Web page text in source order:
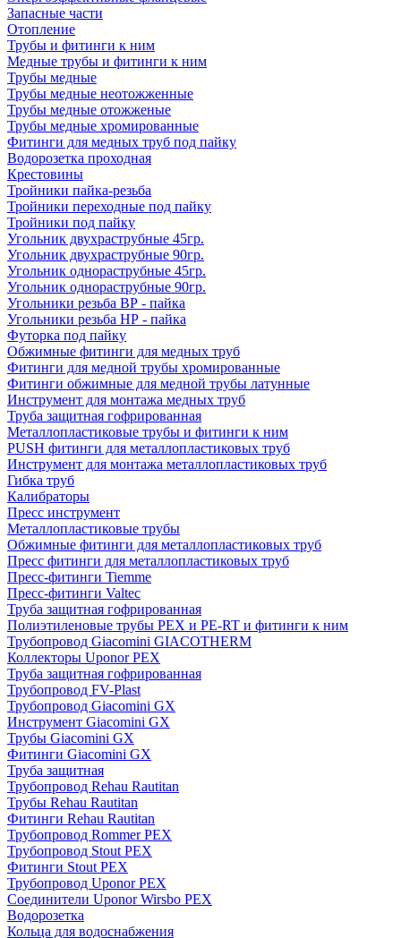
Запасные части
Отопление
Трубы и фитинги к ним
Медные трубы и фитинги к ним
Трубы медные
Трубы медные неотожженные
Трубы медные отожженые
Трубы медные хромированные
Фитинги для медных труб под пайку
Водорозетка проходная
Крестовины
Тройники пайка-резьба
Тройники переходные под пайку
Тройники под пайку
Угольник двухраструбные 45гр.
Угольник двухраструбные 90гр.
Угольник однораструбные 45гр.
Угольник однораструбные 90гр.
Угольники резьба ВР - пайка
Угольники резьба НР - пайка
Футорка под пайку
Обжимные фитинги для медных труб
Фитинги для медной трубы хромированные
Фитинги обжимные для медной трубы латунные
Инструмент для монтажа медных труб
Труба защитная гофрированная
Металлопластиковые трубы и фитинги к ним
PUSH фитинги для металлопластиковых труб
Инструмент для монтажа металлопластиковых труб
Гибка труб
Калибраторы
Пресс инструмент
Металлопластиковые трубы
Обжимные фитинги для металлопластиковых труб
Пресс фитинги для металлопластиковых труб
Пресс-фитинги Tiemme
Пресс-фитинги Valtec
Труба защитная гофрированная
Полиэтиленовые трубы PEX и PE-RT и фитинги к ним
Трубопровод Giacomini GIACOTHERM
Коллекторы Uponor PEX
Труба защитная гофрированная
Трубопровод FV-Plast
Трубопровод Giacomini GX
Инструмент Giacomini GX
Трубы Giacomini GX
Фитинги Giacomini GX
Труба защитная
Трубопровод Rehau Rautitan
Трубы Rehau Rautitan
Фитинги Rehau Rautitan
Трубопровод Rommer PEX
Трубопровод Stout PEX
Фитинги Stout PEX
Трубопровод Uponor PEX
Соединители Uponor Wirsbo PEX
Водорозетка
Кольца для водоснабжения